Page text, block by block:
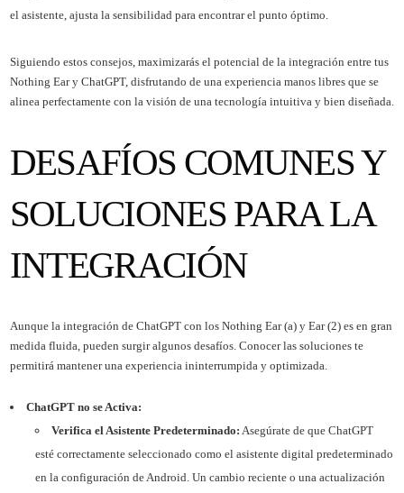
el asistente, ajusta la sensibilidad para encontrar el punto óptimo.
Siguiendo estos consejos, maximizarás el potencial de la integración entre tus
Nothing Ear y ChatGPT, disfrutando de una experiencia manos libres que se
alinea perfectamente con la visión de una tecnología intuitiva y bien diseñada.
DESAFÍOS COMUNES Y
SOLUCIONES PARA LA
INTEGRACIÓN
Aunque la integración de ChatGPT con los Nothing Ear (a) y Ear (2) es en gran
medida fluida, pueden surgir algunos desafíos. Conocer las soluciones te
permitirá mantener una experiencia ininterrumpida y optimizada.
ChatGPT no se Activa:
Verifica el Asistente Predeterminado: Asegúrate de que ChatGPT
esté correctamente seleccionado como el asistente digital predeterminado
en la configuración de Android. Un cambio reciente o una actualización